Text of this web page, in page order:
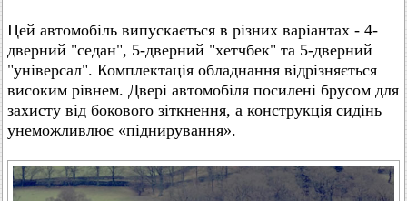
Цей автомобіль випускається в різних варіантах - 4-
дверний "седан", 5-дверний "хетчбек" та 5-дверний
"універсал". Комплектація обладнання відрізняється
високим рівнем. Двері автомобіля посилені брусом для
захисту від бокового зіткнення, а конструкція сидінь
унеможливлює «піднирування».